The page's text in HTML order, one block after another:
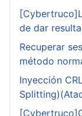
de dar
Recuperar
método
Inyección